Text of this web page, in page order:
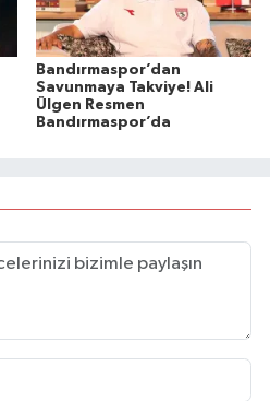
Bandırmaspor’dan
Savunmaya Takviye! Ali
Ülgen Resmen
Bandırmaspor’da